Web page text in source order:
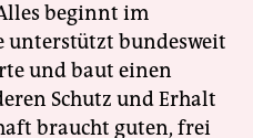
beginnt im
unterstützt bundesweit
und baut einen
Schutz und Erhalt
braucht guten, frei